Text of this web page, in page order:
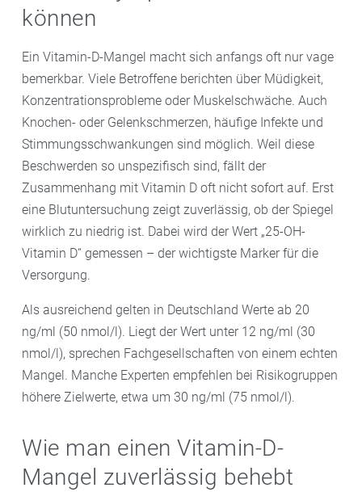
können
Ein Vitamin-D-Mangel macht sich anfangs oft nur vage
bemerkbar. Viele Betroffene berichten über Müdigkeit,
Konzentrationsprobleme oder Muskelschwäche. Auch
Knochen- oder Gelenkschmerzen, häufige Infekte und
Stimmungsschwankungen sind möglich. Weil diese
Beschwerden so unspezifisch sind, fällt der
Zusammenhang mit Vitamin D oft nicht sofort auf. Erst
eine Blutuntersuchung zeigt zuverlässig, ob der Spiegel
wirklich zu niedrig ist. Dabei wird der Wert „25-OH-
Vitamin D“ gemessen – der wichtigste Marker für die
Versorgung.
Als ausreichend gelten in Deutschland Werte ab 20
ng/ml (50 nmol/l). Liegt der Wert unter 12 ng/ml (30
nmol/l), sprechen Fachgesellschaften von einem echten
Mangel. Manche Experten empfehlen bei Risikogruppen
höhere Zielwerte, etwa um 30 ng/ml (75 nmol/l).
Wie man einen Vitamin-D-
Mangel zuverlässig behebt